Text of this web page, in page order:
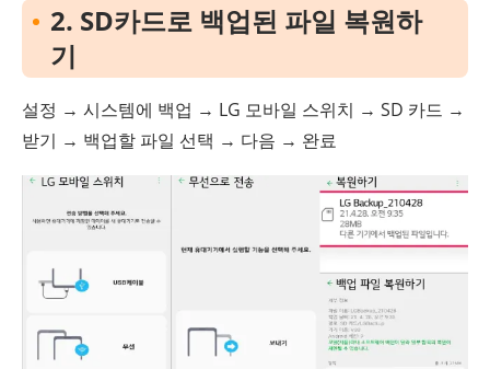
2. SD카드로 백업된 파일 복원하
기
설정 → 시스템에 백업 → LG 모바일 스위치 → SD 카드 →
받기 → 백업할 파일 선택 → 다음 → 완료